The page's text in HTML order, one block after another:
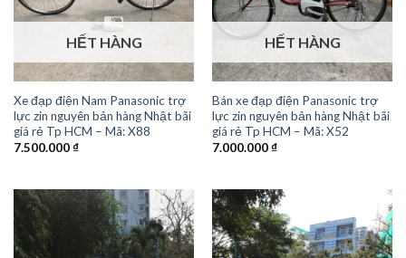
HẾT HÀNG
Xe đạp điện Nam Panasonic trợ
lực zin nguyên bản hàng Nhật bãi
giá rẻ Tp HCM – Mã: X88
7.500.000₫
HẾT HÀNG
Bán xe đạp điện Panasonic trợ
lực zin nguyên bản hàng Nhật bãi
giá rẻ Tp HCM – Mã: X52
7.000.000₫